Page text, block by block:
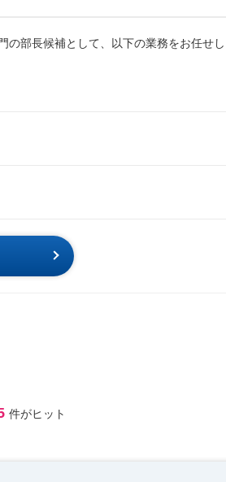
部長候補として、以下の業務をお任せし
件がヒット